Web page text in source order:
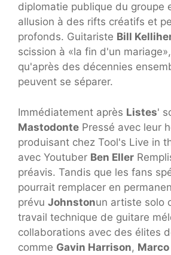
diplomatie publique du groupe
allusion à des rifts créatifs et
profonds. Guitariste Bill
scission à «la fin d'un
qu'après des décennies
peuvent se séparer.
Immédiatement après Listes'
Mastodonte Pressé avec leur
produisant chez Tool's Live in
avec Youtuber Ben Eller
préavis. Tandis que les fans
pourrait remplacer en
prévu Johnstonun artiste solo
travail technique de guitare
collaborations avec des élites
comme Gavin Harrison,